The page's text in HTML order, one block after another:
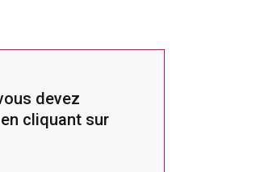
devez
cliquant sur